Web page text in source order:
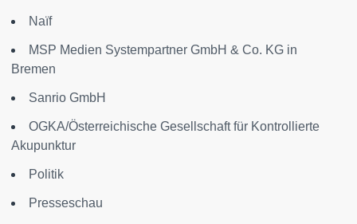
Naïf
MSP Medien Systempartner GmbH & Co. KG in
Bremen
Sanrio GmbH
OGKA/Österreichische Gesellschaft für Kontrollierte
Akupunktur
Politik
Presseschau